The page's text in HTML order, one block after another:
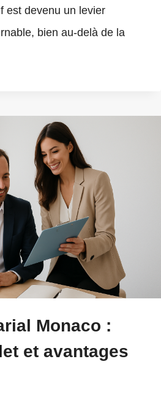
est devenu un levier
bien au-delà de la
Monaco :
et avantages